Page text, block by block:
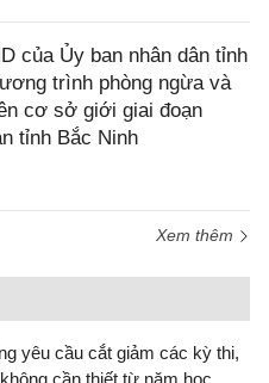
của Ủy ban nhân dân tỉnh
trình phòng ngừa và
cơ sở giới giai đoạn
tỉnh Bắc Ninh
Xem thêm
yêu cầu cắt giảm các kỳ thi,
cần thiết từ năm học